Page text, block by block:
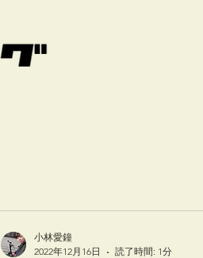
小林愛鐘
2022年12月16日
読了時間: 1分